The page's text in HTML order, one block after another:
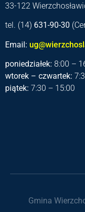
33-122
tel. (14) 631-90-30
Email:
poniedziałek: 8:00 –
wtorek – czwartek:
piątek: 7:30 – 15:00
Gmina